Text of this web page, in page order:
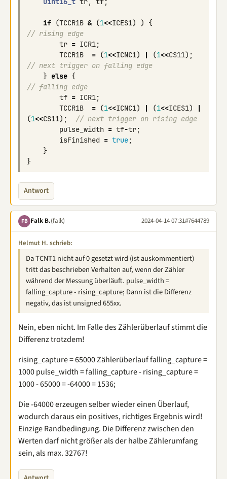
if (TCCR1B & (1<<ICES1) )
{
// rising edge
tr = ICR1 ;
TCCR1B
= (1<<ICNC1) | (1<<CS11);
// next trigger on falling edge
} else {
// falling edge
tf = ICR1 ;
TCCR1B
= (1<<ICNC1) | (1<<ICES1)
|
(1<<CS11);
// next trigger on rising edge
pulse_width = tf-tr;
isFinished = true;
}
}
Antwort
FB Falk B.(falk) 2024-04-14 07:31#7644789
Helmut H. schrieb:
Da TCNT1 nicht auf 0 gesetzt wird (ist auskommentiert)
tritt das beschrieben Verhalten auf, wenn der Zähler
während der Messung überläuft. pulse_width =
falling_capture - rising_capture; Dann ist die Differenz
negativ, das ist unsigned 655xx.
Nein, eben nicht. Im Falle des Zählerüberlauf stimmt die
Differenz trotzdem!
rising_capture = 65000 Zählerüberlauf falling_capture =
1000 pulse_width = falling_capture - rising_capture =
1000 - 65000 = -64000 = 1536;
Die -64000 erzeugen selber wieder einen Überlauf,
wodurch daraus ein positives, richtiges Ergebnis wird!
Einzige Randbedingung. Die Differenz zwischen den
Werten darf nicht größer als der halbe Zählerumfang
sein, als max. 32767!